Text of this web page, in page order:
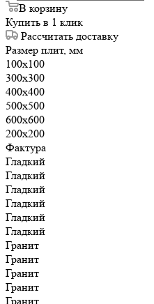
В корзину
Купить в 1 клик
Рассчитать доставку
Размер плит, мм
100х100
300х300
400х400
500х500
600х600
200х200
Фактура
Гладкий
Гладкий
Гладкий
Гладкий
Гладкий
Гладкий
Гранит
Гранит
Гранит
Гранит
Гранит